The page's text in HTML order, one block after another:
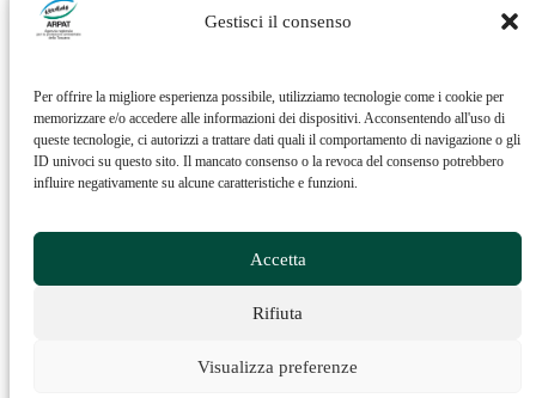
Gestisci il consenso
Per offrire la migliore esperienza possibile, utilizziamo tecnologie come i cookie per
memorizzare e/o accedere alle informazioni dei dispositivi. Acconsentendo all'uso di
queste tecnologie, ci autorizzi a trattare dati quali il comportamento di navigazione o gli
ID univoci su questo sito. Il mancato consenso o la revoca del consenso potrebbero
influire negativamente su alcune caratteristiche e funzioni.
Accetta
Rifiuta
Visualizza preferenze